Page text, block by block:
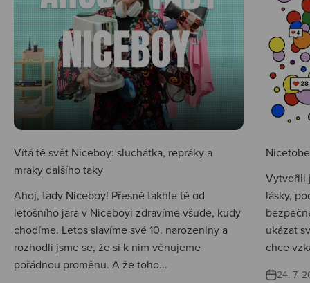
Vítá tě svět Niceboy: sluchátka, repráky a
mraky dalšího taky
Ahoj, tady Niceboy! Přesně takhle tě od
letošního jara v Niceboyi zdravíme všude, kudy
chodíme. Letos slavíme své 10. narozeniny a
rozhodli jsme se, že si k nim věnujeme
pořádnou proměnu. A že toho...
Vytvořili
lásky,
ukázat
chce
24. 7.